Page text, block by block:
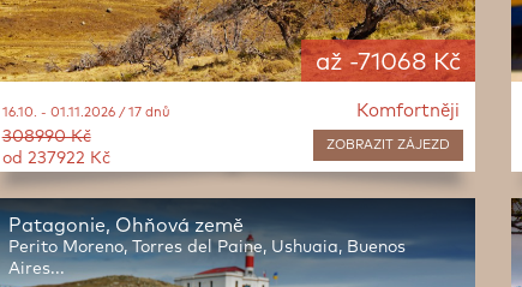
až -71068 Kč
Komfortněji
ZOBRAZITZÁJEZD
16.10. - 01.11.2026 / 17 dnů
308990 Kč
od 237922 Kč
Patagonie, Ohňová země
Perito Moreno, Torres del Paine, Ushuaia, Buenos
Aires...